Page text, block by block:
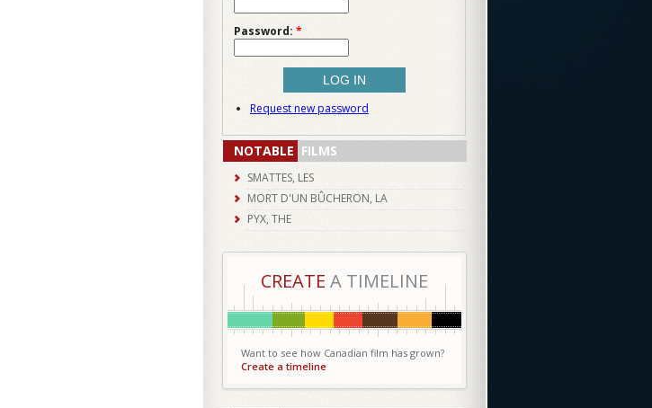
Password: *
Request new password
NOTABLE FILMS
SMATTES, LES
MORT D'UN BÛCHERON, LA
PYX, THE
CREATE A TIMELINE
Want to see how Canadian film has grown?
Create a timeline